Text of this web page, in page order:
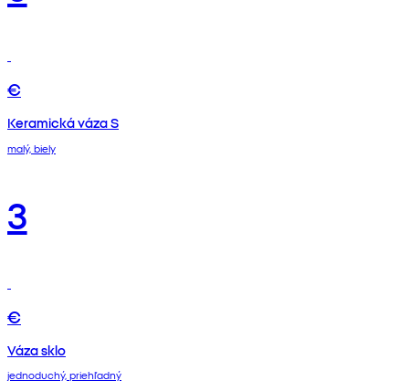
€
Keramická váza S
malý, biely
3
€
Váza sklo
jednoduchý, priehľadný